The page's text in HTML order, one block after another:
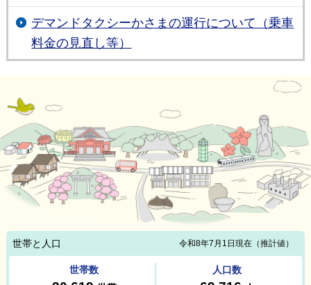
デマンドタクシーかさまの運行について（乗車
料金の見直し等）